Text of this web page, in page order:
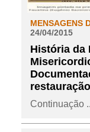
MENSAGENS
24/04/2015
História da
Continuação